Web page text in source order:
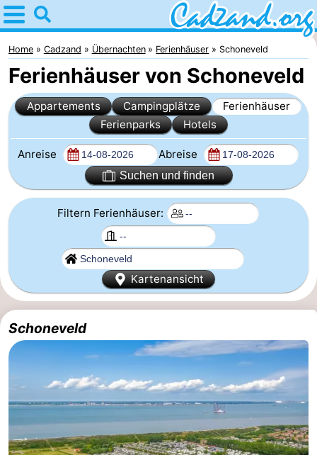
Home
Cadzand
Tipps
Für
kindern
Übernachten
Appartements
Campingplätze
-
Bad
Meersee
-
Beach
Nieuwvliet-
-
Meulinge
EuroParcs
-
Home Cadzand Übernachten Ferienhäuser Schoneveld
Ferienhäuser von Schoneveld
Appartements Campingplätze
Ferienhäuser
Ferienparks
Hotels
Anreise Abreise
Suchen und finden
Filtern Ferienhäuser:
Kartenansicht
Schoneveld